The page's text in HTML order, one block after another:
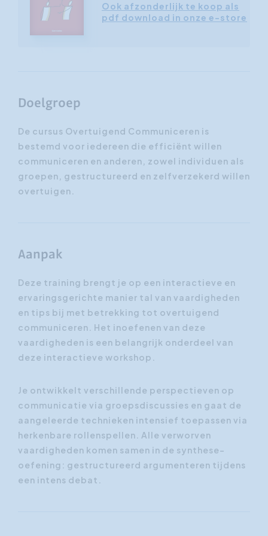
Ook afzonderlijk te koop als
pdf download in onze e-store
Doelgroep
De cursus Overtuigend Communiceren is
bestemd voor iedereen die efficiënt willen
communiceren en anderen, zowel individuen als
groepen, gestructureerd en zelfverzekerd willen
overtuigen.
Aanpak
Deze training brengt je op een interactieve en
ervaringsgerichte manier tal van vaardigheden
en tips bij met betrekking tot overtuigend
communiceren. Het inoefenen van deze
vaardigheden is een belangrijk onderdeel van
deze interactieve workshop.
Je ontwikkelt verschillende perspectieven op
communicatie via groepsdiscussies en gaat de
aangeleerde technieken intensief toepassen via
herkenbare rollenspellen. Alle verworven
vaardigheden komen samen in de synthese-
oefening: gestructureerd argumenteren tijdens
een intens debat.